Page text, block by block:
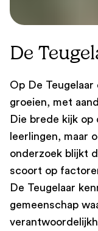
De
Op De
groeien, met
Die brede kijk op
leerlingen, maar
onderzoek blijkt
scoort op
De Teugelaar
gemeenschap